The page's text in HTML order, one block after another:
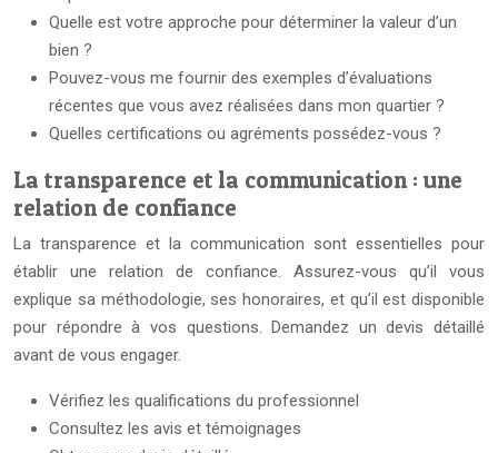
Quelle est votre approche pour déterminer la valeur d’un
bien ?
Pouvez-vous me fournir des exemples d’évaluations
récentes que vous avez réalisées dans mon quartier ?
Quelles certifications ou agréments possédez-vous ?
La transparence et la communication : une
relation de confiance
La transparence et la communication sont essentielles pour
établir une relation de confiance. Assurez-vous qu’il vous
explique sa méthodologie, ses honoraires, et qu’il est disponible
pour répondre à vos questions. Demandez un devis détaillé
avant de vous engager.
Vérifiez les qualifications du professionnel
Consultez les avis et témoignages